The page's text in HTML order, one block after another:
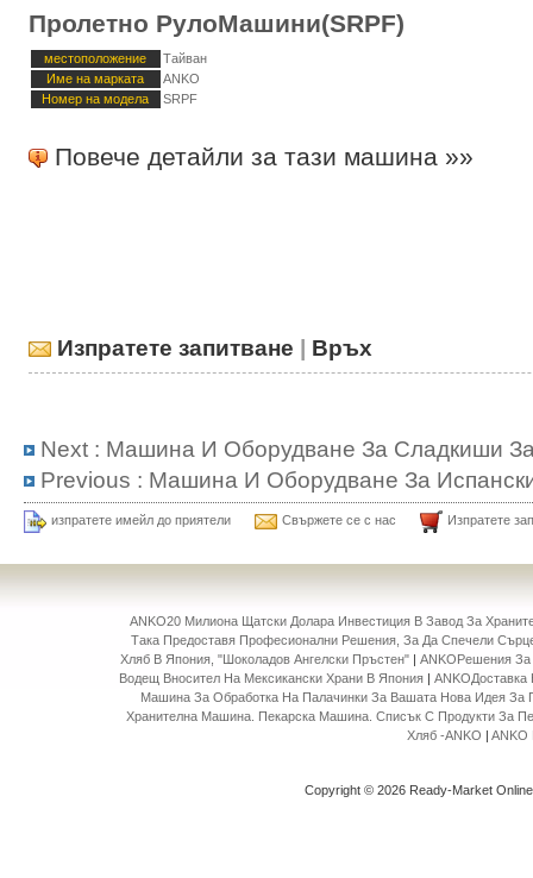
Пролетно РулоМашини(SRPF)
местоположение
Тайван
Име на марката
ANKO
Номер на модела
SRPF
Повече детайли за тази машина »»
Изпратете запитване | Връх
Next : Машина И Оборудване За Сладкиши
Previous : Машина И Оборудване За
изпратете имейл до приятели Свържете се с нас Изпратете
ANKO20 Милиона Щатски Долара Инвестиция В Завод За
Така Предоставя Професионални Решения, За Да Спечели
Хляб В Япония, "Шоколадов Ангелски Пръстен" |ANKOРешения
Водещ Вносител На Мексикански Храни В Япония |
Машина За Обработка На Палачинки За Вашата Нова Идея За
Хранителна Машина. Пекарска Машина. Списък С Продукти За
Хляб -ANKO |ANKO
Copyright © 2026 Ready-Market